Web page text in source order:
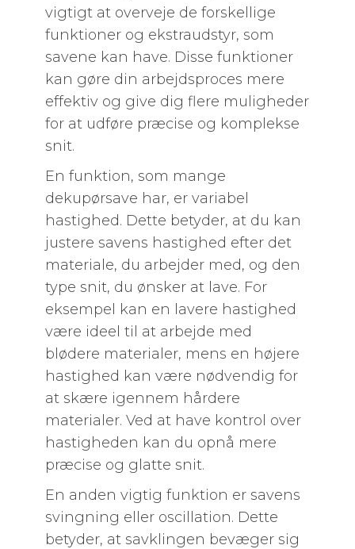
vigtigt at overveje de forskellige
funktioner og ekstraudstyr, som
savene kan have. Disse funktioner
kan gøre din arbejdsproces mere
effektiv og give dig flere muligheder
for at udføre præcise og komplekse
snit.
En funktion, som mange
dekupørsave har, er variabel
hastighed. Dette betyder, at du kan
justere savens hastighed efter det
materiale, du arbejder med, og den
type snit, du ønsker at lave. For
eksempel kan en lavere hastighed
være ideel til at arbejde med
blødere materialer, mens en højere
hastighed kan være nødvendig for
at skære igennem hårdere
materialer. Ved at have kontrol over
hastigheden kan du opnå mere
præcise og glatte snit.
En anden vigtig funktion er savens
svingning eller oscillation. Dette
betyder, at savklingen bevæger sig